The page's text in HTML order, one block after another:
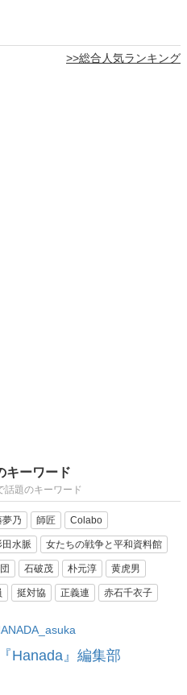
>>総合人気ランキング
キーワード
話題のキーワード
夢乃 師匠 Colabo
田水脈 女たちの戦争と平和資料館
石破茂 朴元淳 黄虎男
挺対協 正義連 赤石千衣子
Hanada』編集部